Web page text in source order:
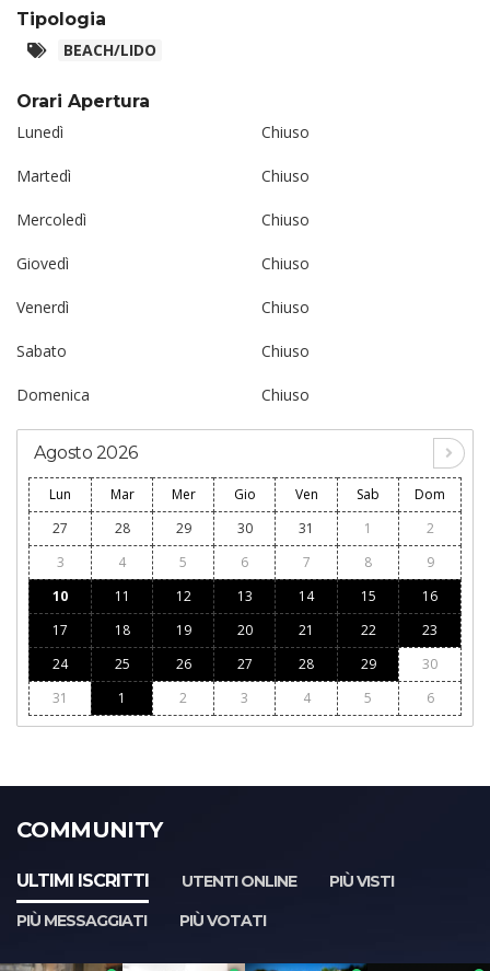
Tipologia
BEACH/LIDO
Orari Apertura
Lunedì
Chiuso
Martedì Chiuso
Mercoledì Chiuso
Giovedì Chiuso
Venerdì Chiuso
Sabato Chiuso
Domenica Chiuso
Agosto 2026
Lun Mar Mer Gio Ven Sab
Dom
27
28 29 30 31 1
2
3
4 5 6 7 8
9
10
11 12 13 14 15
16
17
18 19 20 21 22
23
24
25 26 27 28 29
30
31
1 2 3 4 5 6
COMMUNITY
ULTIMI ISCRITTI UTENTI ONLINE
PIÙ VISTI
PIÙ MESSAGGIATI
PIÙ VOTATI